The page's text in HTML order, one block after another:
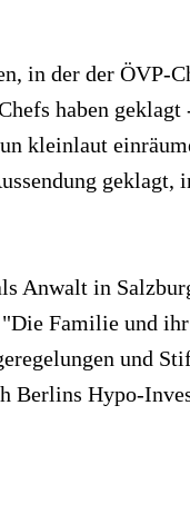
in der der ÖVP-
haben
kleinlaut
geklagt,
Anwalt in
Familie und
und
Berlins Hypo-